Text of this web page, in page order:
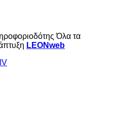
Όλα τα
LEONweb